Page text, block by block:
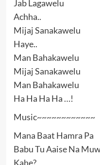
Jab Lagawelu
Achha..
Mijaj Sanakawelu
Haye..
Man Bahakawelu
Mijaj Sanakawelu
Man Bahakawelu
Ha Ha Ha Ha …!
Music~~~~~~~~~~~~
Mana Baat Hamra Pa
Babu Tu Aaise Na
Kahe?